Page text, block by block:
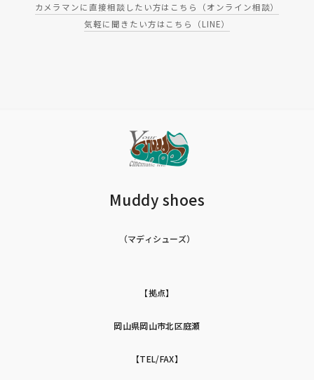
カメラマンに直接相談したい方はこちら（オンライン相談）
気軽に聞きたい方はこちら（LINE）
Muddy shoes
（マディシューズ）
【拠点】
岡山県岡山市北区庭瀬
【TEL/FAX】